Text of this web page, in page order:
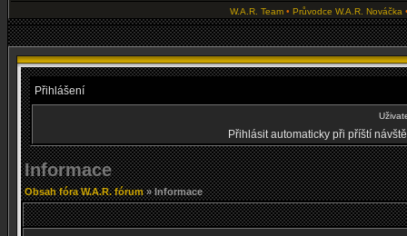
W.A.R. Team• Průvodce W.A.R. Nováčka
Přihlášení
Přihlásit automaticky při příští
Informace
Obsah fóra W.A.R. fórum» Informace